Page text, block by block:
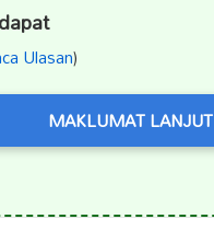
Ulasan)
MAKLUMAT LANJUT